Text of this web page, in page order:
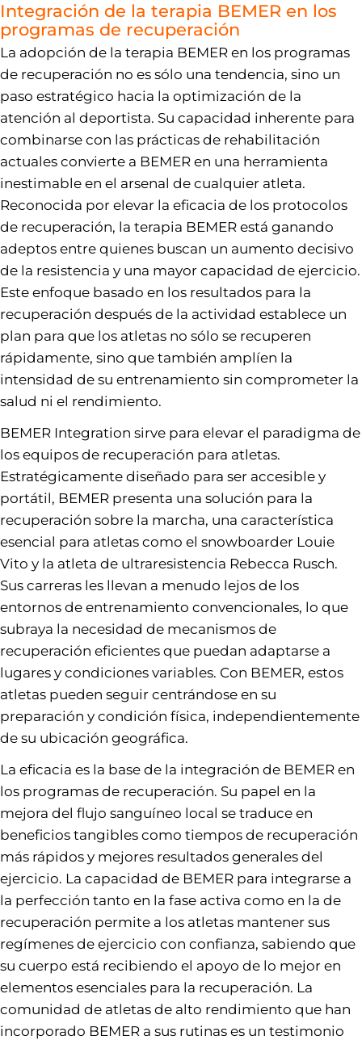
Integración de la terapia BEMER en los
programas de recuperación
La adopción de la terapia BEMER en los programas
de recuperación no es sólo una tendencia, sino un
paso estratégico hacia la optimización de la
atención al deportista. Su capacidad inherente para
combinarse con las prácticas de rehabilitación
actuales convierte a BEMER en una herramienta
inestimable en el arsenal de cualquier atleta.
Reconocida por elevar la eficacia de los protocolos
de recuperación, la terapia BEMER está ganando
adeptos entre quienes buscan un aumento decisivo
de la resistencia y una mayor capacidad de ejercicio.
Este enfoque basado en los resultados para la
recuperación después de la actividad establece un
plan para que los atletas no sólo se recuperen
rápidamente, sino que también amplíen la
intensidad de su entrenamiento sin comprometer la
salud ni el rendimiento.
BEMER Integration sirve para elevar el paradigma de
los equipos de recuperación para atletas.
Estratégicamente diseñado para ser accesible y
portátil, BEMER presenta una solución para la
recuperación sobre la marcha, una característica
esencial para atletas como el snowboarder Louie
Vito y la atleta de ultraresistencia Rebecca Rusch.
Sus carreras les llevan a menudo lejos de los
entornos de entrenamiento convencionales, lo que
subraya la necesidad de mecanismos de
recuperación eficientes que puedan adaptarse a
lugares y condiciones variables. Con BEMER, estos
atletas pueden seguir centrándose en su
preparación y condición física, independientemente
de su ubicación geográfica.
La eficacia es la base de la integración de BEMER en
los programas de recuperación. Su papel en la
mejora del flujo sanguíneo local se traduce en
beneficios tangibles como tiempos de recuperación
más rápidos y mejores resultados generales del
ejercicio. La capacidad de BEMER para integrarse a
la perfección tanto en la fase activa como en la de
recuperación permite a los atletas mantener sus
regímenes de ejercicio con confianza, sabiendo que
su cuerpo está recibiendo el apoyo de lo mejor en
elementos esenciales para la recuperación. La
comunidad de atletas de alto rendimiento que han
incorporado BEMER a sus rutinas es un testimonio